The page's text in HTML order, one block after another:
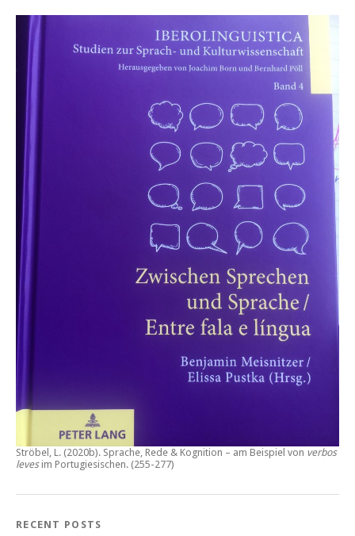
Ströbel, L. (2020b). Sprache, Rede & Kognition – am Beispiel von verbos
levesim Portugiesischen. (255-277)
RECENT POSTS